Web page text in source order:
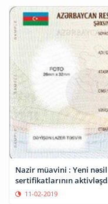
Nazir müavini : Yeni
sertifikatlarının
11-02-2019